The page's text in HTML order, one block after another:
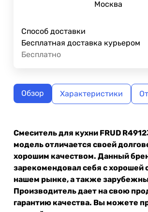
Москва
Способ доставки
Бесплатная доставка курьером
Бесплатно
Обзор Характеристики
Смеситель для кухни FRUD
модель отличается своей
хорошим качеством. Данный
зарекомендовал себя с хорошей
нашем рынке, а также
Производитель дает на свою
гарантию качества. Вы можете